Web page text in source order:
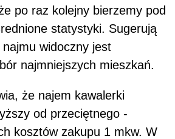
po raz kolejny bierzemy pod
statystyki. Sugerują
widoczny jest
najmniejszych mieszkań.
że najem kawalerki
od przeciętnego -
kosztów zakupu 1 mkw. W